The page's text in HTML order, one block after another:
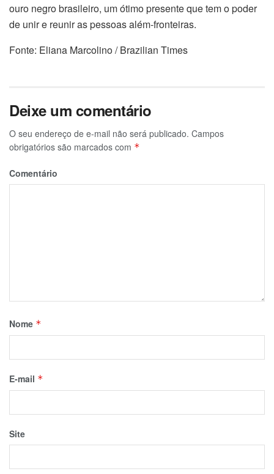
ouro negro brasileiro, um ótimo presente que tem o poder
de unir e reunir as pessoas além-fronteiras.
Fonte: Eliana Marcolino / Brazilian Times
Deixe um comentário
O seu endereço de e-mail não será publicado. Campos
obrigatórios são marcados com *
Comentário
Nome *
E-mail *
Site